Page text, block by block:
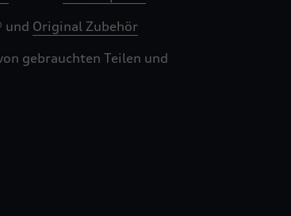
und Original Zubehör
gebrauchten Teilen und